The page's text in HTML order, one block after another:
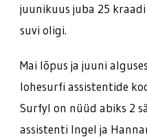
juunikuus juba 25 kraadi
suvi oligi.
Mai lõpus ja juuni
lohesurfi assistentide
Surfyl on nüüd abiks 2
assistenti Ingel ja